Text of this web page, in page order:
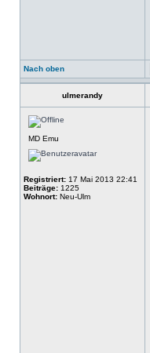
Nach oben
ulmerandy
MD Emu
Registriert: 17 Mai 2013 22:41
Beiträge: 1225
Wohnort: Neu-Ulm